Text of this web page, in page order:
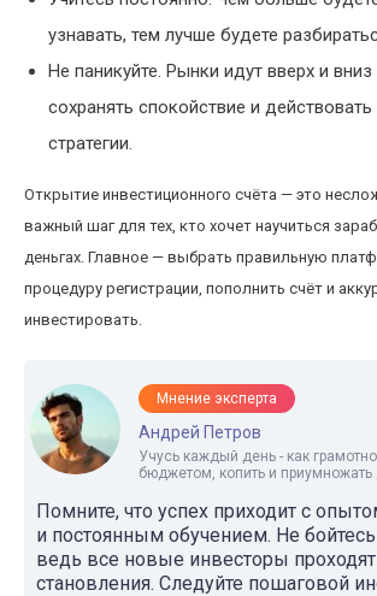
узнавать, тем лучше будете
Не паникуйте. Рынки идут вверх и
сохранять спокойствие и
стратегии.
Открытие инвестиционного счёта — это
важный шаг для тех, кто хочет научиться
деньгах. Главное — выбрать правильную
процедуру регистрации, пополнить счёт и
инвестировать.
Мнение эксперта
Андрей Петров
Учусь каждый день - как
бюджетом, копить и приумножать
Помните, что успех приходит с
и постоянным обучением. Не
ведь все новые инвесторы
становления. Следуйте пошаговой